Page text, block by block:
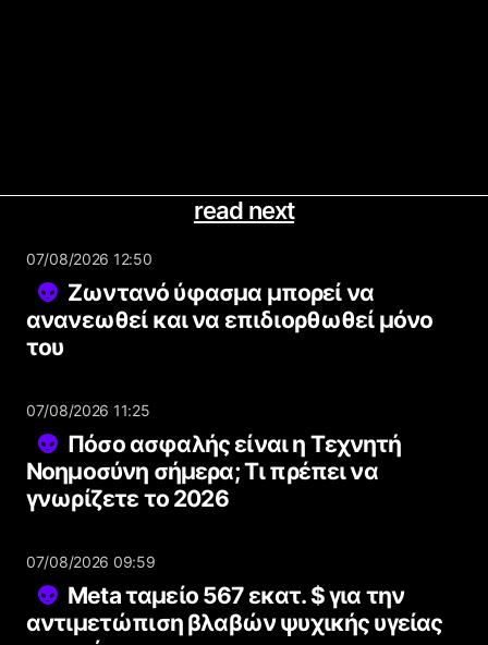
read next
07/08/2026 12:50
Ζωντανό ύφασμα μπορεί να
ανανεωθεί και να επιδιορθωθεί μόνο
του
07/08/2026 11:25
Πόσο ασφαλής είναι η Τεχνητή
Νοημοσύνη σήμερα; Τι πρέπει να
γνωρίζετε το 2026
07/08/2026 09:59
Meta ταμείο 567 εκατ. $ για την
αντιμετώπιση βλαβών ψυχικής υγείας